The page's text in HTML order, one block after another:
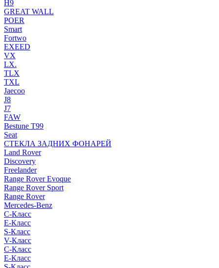
H9
GREAT WALL
POER
Smart
Fortwo
EXEED
VX
LX.
TLX
TXL
Jaecoo
J8
J7
FAW
Bestune T99
Seat
СТЕКЛА ЗАДНИХ ФОНАРЕЙ
Land Rover
Discovery
Freelander
Range Rover Evoque
Range Rover Sport
Range Rover
Mercedes-Benz
C-Класс
E-Класс
S-Класс
V-Класс
C-Класс
E-Класс